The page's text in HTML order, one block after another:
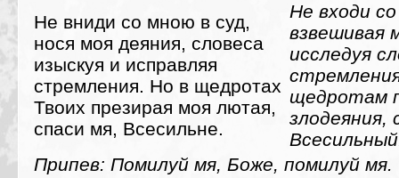
Не вниди со мною в суд,
нося моя деяния, словеса
изыскуя и исправляя
стремления. Но в щедротах
Твоих презирая моя лютая,
спаси мя, Всесильне.
Не входи
взвешивая
исследуя
щедротам
злодеяния,
Припев: Помилуй мя, Боже, помилуй мя.